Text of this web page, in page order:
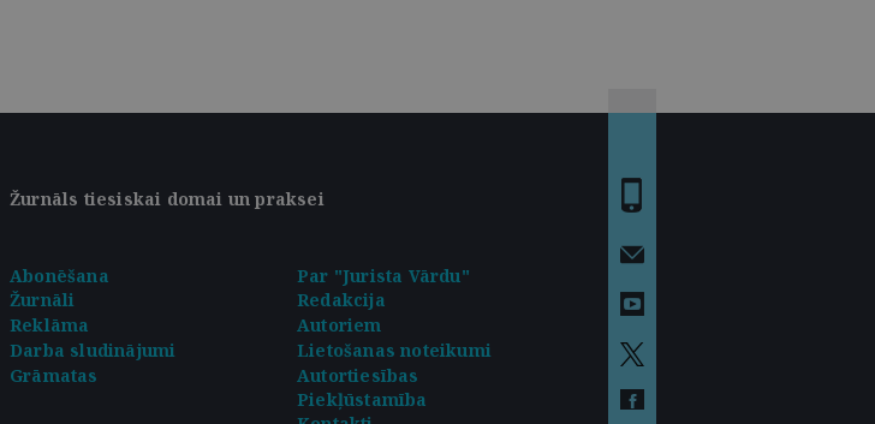
Žurnāls tiesiskai domai un praksei
Abonēšana
Par "Jurista Vārdu"
Žurnāli
Redakcija
Reklāma
Autoriem
Darba sludinājumi
Lietošanas noteikumi
Grāmatas
Autortiesības
Piekļūstamība